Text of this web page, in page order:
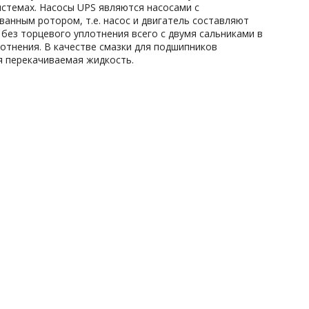
Насосы UPS являются насосами с
ротором, т.е. насос и двигатель составляют
торцевого уплотнения всего с двумя сальниками в
В качестве смазки для подшипников
перекачиваемая жидкость.